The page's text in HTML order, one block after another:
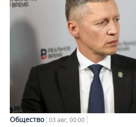
Общество 03 авг, 00:00